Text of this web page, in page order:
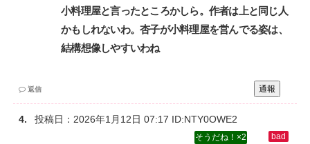
小料理屋と言ったところかしら。作者は上と同じ人
かもしれないわ。杏子が小料理屋を営んでる姿は、
結構想像しやすいわね
通報
返信
投稿日： 2026年1月12日 07:17 ID:NTY0OWE2
2